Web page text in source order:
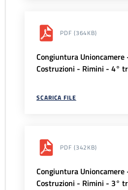
PDF (364KB)
Congiuntura Unioncamere
Costruzioni - Rimini - 4°
SCARICA FILE
PDF (342KB)
Congiuntura Unioncamere
Costruzioni - Rimini - 3°